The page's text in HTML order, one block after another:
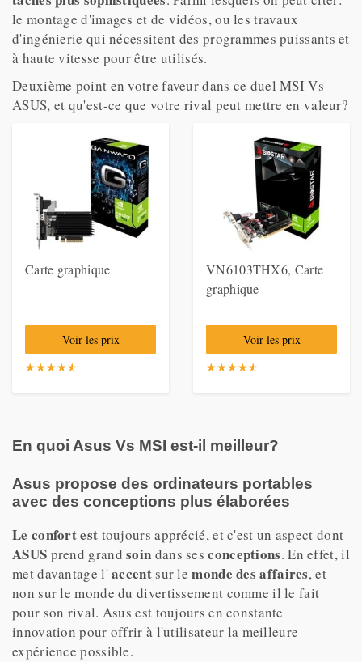
le montage d'images et de vidéos, ou les travaux
d'ingénierie qui nécessitent des programmes puissants et
à haute vitesse pour être utilisés.
Deuxième point en votre faveur dans ce duel MSI Vs
ASUS, et qu'est-ce que votre rival peut mettre en valeur?
Carte graphique
Voir les prix
☆☆☆☆☆
★★★★★
VN6103THX6, Carte
graphique
Voir les prix
☆☆☆☆☆
★★★★★
En quoi Asus Vs MSI est-il meilleur?
Asus propose des ordinateurs portables
avec des conceptions plus élaborées
Le confort est toujours apprécié, et c'est un aspect dont
ASUS prend grandsoin dans sesconceptions. En effet, il
met davantage l'accentsur lemonde des affaires, et
non sur le monde du divertissement comme il le fait
pour son rival. Asus est toujours en constante
innovation pour offrir à l'utilisateur la meilleure
expérience possible.